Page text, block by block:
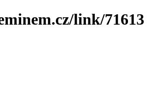
link/71613